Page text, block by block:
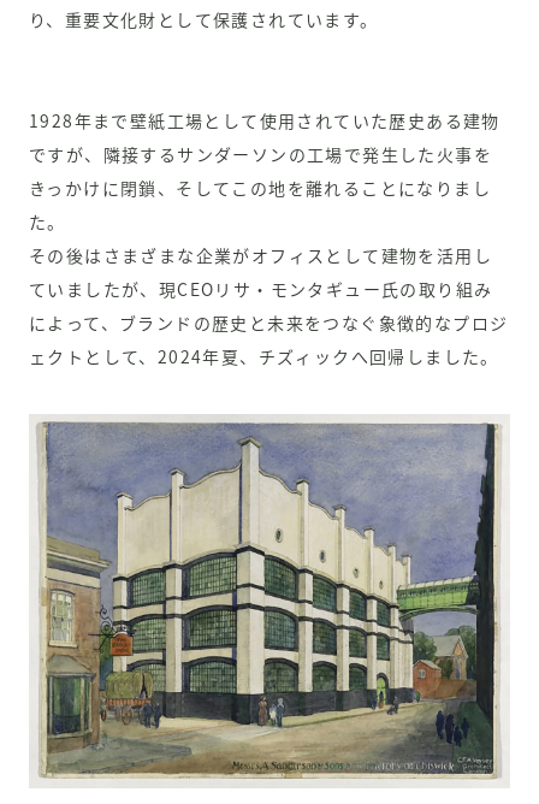
り、重要文化財として保護されています。
1928年まで壁紙工場として使用されていた歴史ある建物
ですが、隣接するサンダーソンの工場で発生した火事を
きっかけに閉鎖、そしてこの地を離れることになりまし
た。
その後はさまざまな企業がオフィスとして建物を活用し
ていましたが、現CEOリサ・モンタギュー氏の取り組み
によって、ブランドの歴史と未来をつなぐ象徴的なプロジ
ェクトとして、2024年夏、 チズィック へ回帰しました。